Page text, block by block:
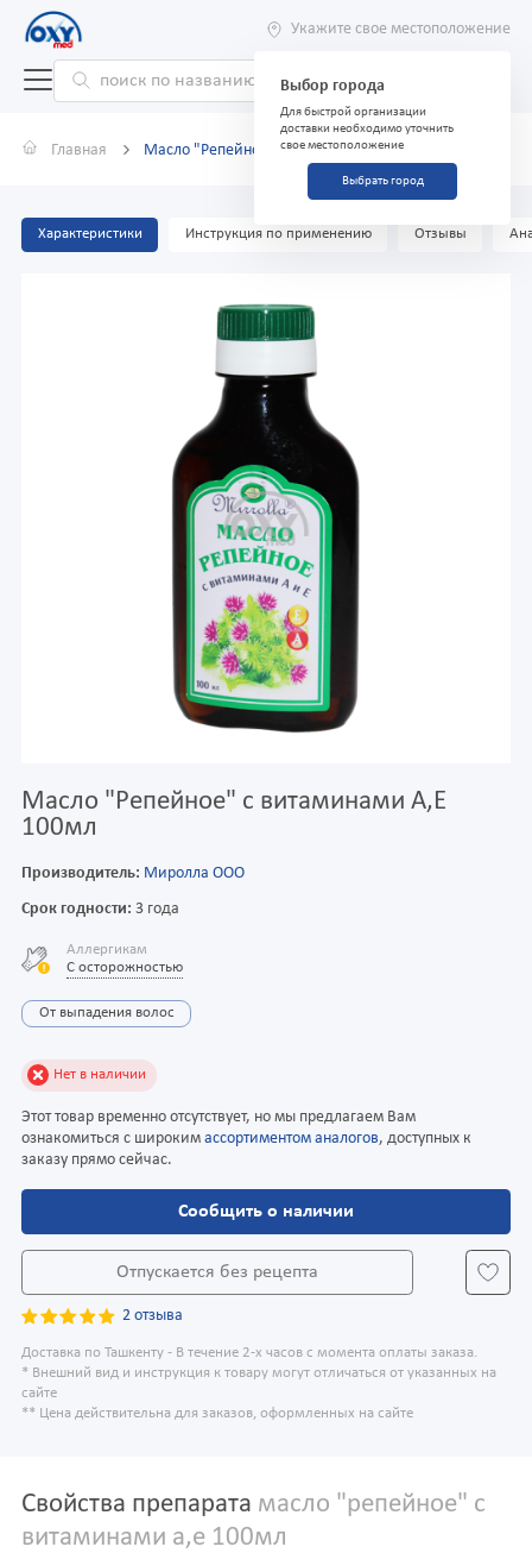
Укажите свое местоположение
Выбор города
Для быстрой организации
доставки необходимо уточнить
свое местоположение
Выбрать город
Главная Масло "Репейное" с витаминами А,Е 100мл
Характеристики Инструкция по применению Отзывы
Масло "Репейное" с витаминами А,Е
100мл
Производитель: Миролла ООО
Срок годности: 3 года
Аллергикам
С осторожностью
От выпадения волос
Нет в наличии
Этот товар временно отсутствует, но мы предлагаем Вам
ознакомиться с широким ассортиментом аналогов, доступных к
заказу прямо сейчас.
Сообщить о наличии
Отпускается без рецепта
2 отзыва
Доставка по Ташкенту - В течение 2-х часов с момента оплаты заказа.
* Внешний вид и инструкция к товару могут отличаться от указанных на
сайте
** Цена действительна для заказов, оформленных на сайте
Свойства препарата масло "репейное" с
витаминами а,е 100мл